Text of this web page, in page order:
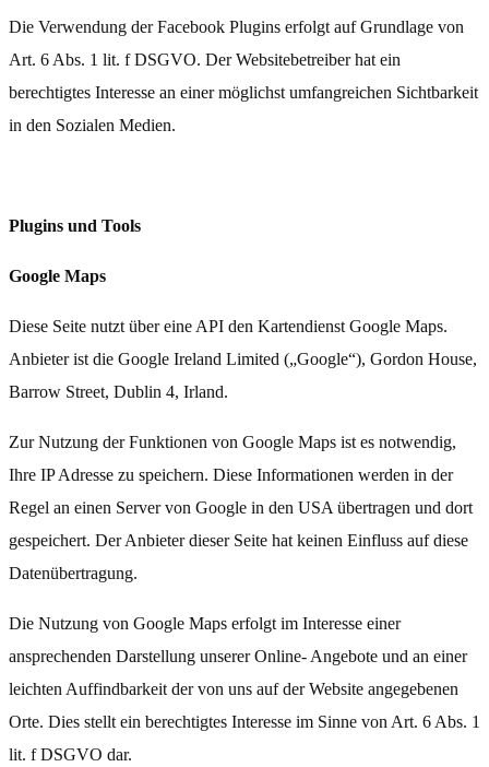
Die Verwendung der Facebook Plugins erfolgt auf Grundlage von
Art. 6 Abs. 1 lit. f DSGVO. Der Websitebetreiber hat ein
berechtigtes Interesse an einer möglichst umfangreichen Sichtbarkeit
in den Sozialen Medien.
Plugins und Tools
Google Maps
Diese Seite nutzt über eine API den Kartendienst Google Maps.
Anbieter ist die Google Ireland Limited („Google“), Gordon House,
Barrow Street, Dublin 4, Irland.
Zur Nutzung der Funktionen von Google Maps ist es notwendig,
Ihre IP Adresse zu speichern. Diese Informationen werden in der
Regel an einen Server von Google in den USA übertragen und dort
gespeichert. Der Anbieter dieser Seite hat keinen Einfluss auf diese
Datenübertragung.
Die Nutzung von Google Maps erfolgt im Interesse einer
ansprechenden Darstellung unserer Online- Angebote und an einer
leichten Auffindbarkeit der von uns auf der Website angegebenen
Orte. Dies stellt ein berechtigtes Interesse im Sinne von Art. 6 Abs. 1
lit. f DSGVO dar.